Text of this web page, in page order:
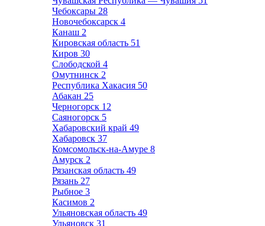
Чебоксары 28
Новочебоксарск 4
Канаш 2
Кировская область 51
Киров 30
Слободской 4
Омутнинск 2
Республика Хакасия 50
Абакан 25
Черногорск 12
Саяногорск 5
Хабаровский край 49
Хабаровск 37
Комсомольск-на-Амуре 8
Амурск 2
Рязанская область 49
Рязань 27
Рыбное 3
Касимов 2
Ульяновская область 49
Ульяновск 31